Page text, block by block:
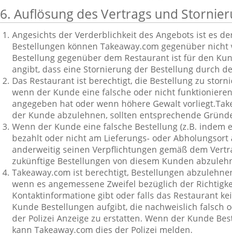
6. Auflösung des Vertrags und
Angesichts der Verderblichkeit des Angebots ist es
Bestellungen können Takeaway.com gegenüber
Bestellung gegenüber dem Restaurant ist für den
angibt, dass eine Stornierung der Bestellung durch
Das Restaurant ist berechtigt, die Bestellung zu
wenn der Kunde eine falsche oder nicht
angegeben hat oder wenn höhere Gewalt
der Kunde abzulehnen, sollten entsprechende
Wenn der Kunde eine falsche Bestellung (z.B.
bezahlt oder nicht am Lieferungs- oder
anderweitig seinen Verpflichtungen gemäß dem
zukünftige Bestellungen von diesem Kunden
Takeaway.com ist berechtigt, Bestellungen
wenn es angemessene Zweifel bezüglich der
Kontaktinformatione gibt oder falls das Restaurant
Kunde Bestellungen aufgibt, die nachweislich falsch
der Polizei Anzeige zu erstatten. Wenn der Kunde
kann Takeaway.com dies der Polizei melden.